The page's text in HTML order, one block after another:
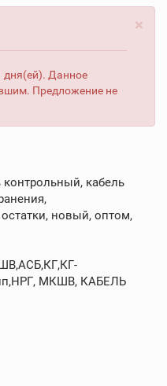
×
дня(ей). Данное
Предложение не
кабель
новый, оптом,
МКШВ, КАБЕЛЬ